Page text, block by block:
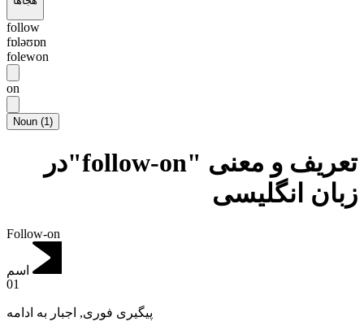
follow
fɒləʊɒn
folewon
on
Noun (1)
تعریف و معنی "follow-on"در
زبان انگلیسی
Follow-on
اسم
01
پیگیری فوری, اجبار به ادامه